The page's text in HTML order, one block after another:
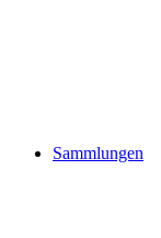
Sammlungen